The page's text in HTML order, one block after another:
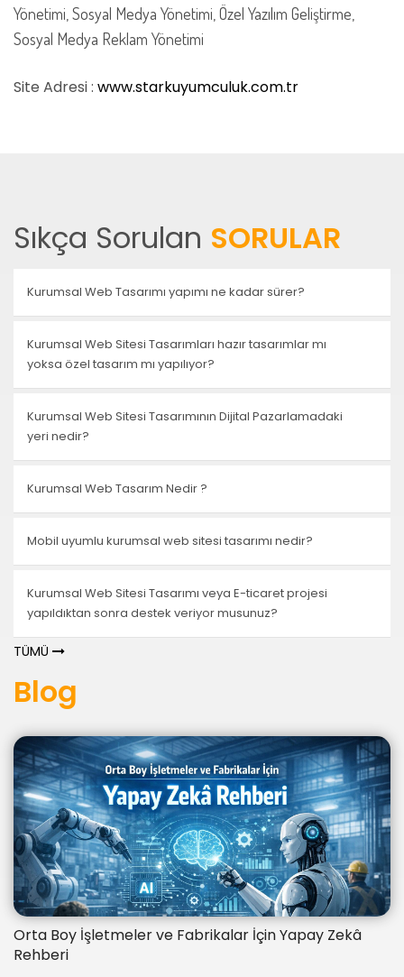
Yönetimi, Sosyal Medya Yönetimi, Özel Yazılım Geliştirme,
Sosyal Medya Reklam Yönetimi
Site Adresi : www.starkuyumculuk.com.tr
Sıkça Sorulan SORULAR
Kurumsal Web Tasarımı yapımı ne kadar sürer?
Kurumsal Web Sitesi Tasarımları hazır tasarımlar mı
yoksa özel tasarım mı yapılıyor?
Kurumsal Web Sitesi Tasarımının Dijital Pazarlamadaki
yeri nedir?
Kurumsal Web Tasarım Nedir ?
Mobil uyumlu kurumsal web sitesi tasarımı nedir?
Kurumsal Web Sitesi Tasarımı veya E-ticaret projesi
yapıldıktan sonra destek veriyor musunuz?
TÜMÜ
Blog
Orta Boy İşletmeler ve Fabrikalar İçin Yapay Zekâ
Rehberi